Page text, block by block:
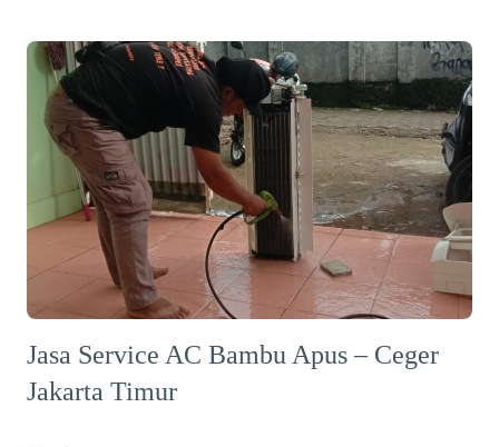
Jasa Service AC Bambu Apus – Ceger
Jakarta Timur